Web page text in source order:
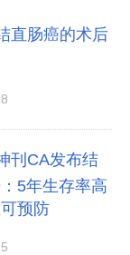
直肠癌的术后
刊CA发布结
5年生存率高
预防